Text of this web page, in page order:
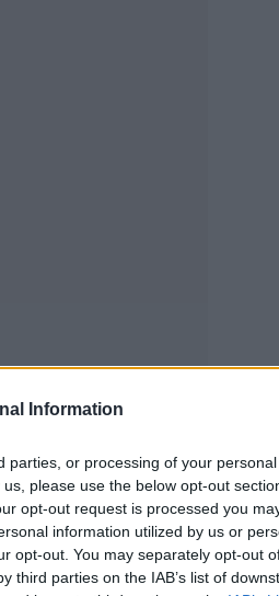
Information
parties, or processing of your
please use the below opt-out
opt-out request is processed you
information utilized by us or
opt-out. You may separately opt-out
third parties on the IAB’s list of